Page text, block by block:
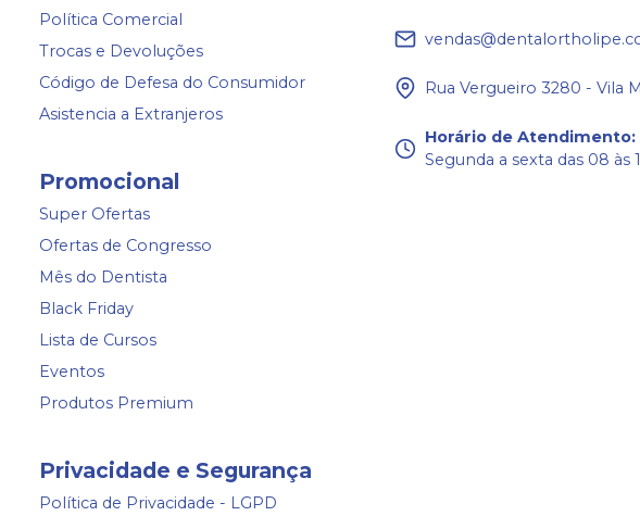
Política Comercial
Trocas e Devoluções
Código de Defesa do Consumidor
Asistencia a Extranjeros
Promocional
Super Ofertas
Ofertas de Congresso
Mês do Dentista
Black Friday
Lista de Cursos
Eventos
Produtos Premium
Privacidade e Segurança
Política de Privacidade - LGPD
Rua Vergueiro 3280 - Vila
Horário de Atendimento:
Segunda a sexta das 08 às